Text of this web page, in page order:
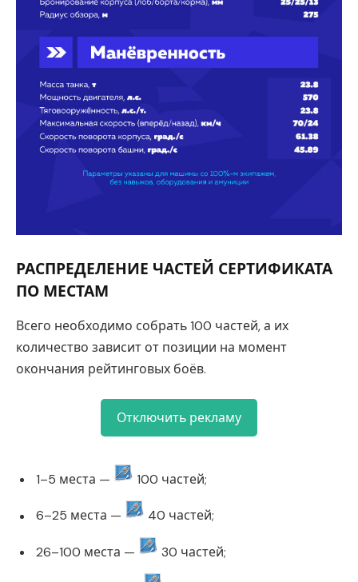
РАСПРЕДЕЛЕНИЕ ЧАСТЕЙ СЕРТИФИКАТА
ПО МЕСТАМ
Всего необходимо собрать 100 частей, а их
количество зависит от позиции на момент
окончания рейтинговых боёв.
Отключить рекламу
1–5 места — 100 частей;
6–25 места — 40 частей;
26–100 места — 30 частей;